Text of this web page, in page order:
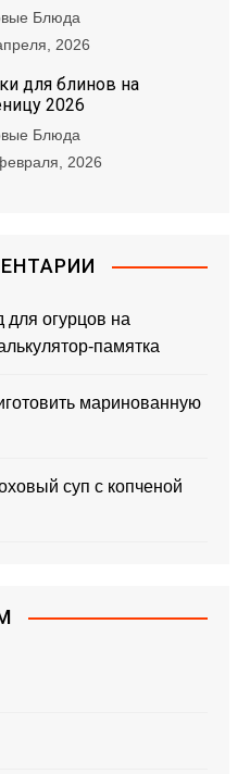
Блюда
2026
для блинов на
2026
Блюда
2026
для огурцов на
памятка
маринованную
суп с копченой